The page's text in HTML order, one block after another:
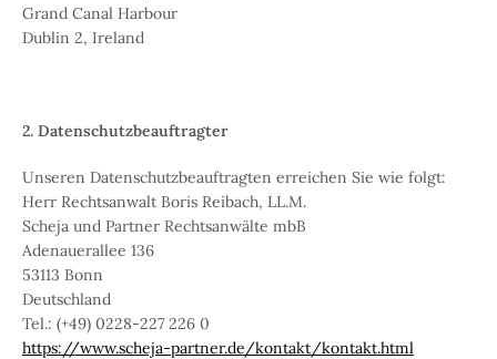
Grand Canal Harbour
Dublin 2, Ireland
2. Datenschutzbeauftragter
Unseren Datenschutzbeauftragten erreichen Sie wie folgt:
Herr Rechtsanwalt Boris Reibach, LL.M.
Scheja und Partner Rechtsanwälte mbB
Adenauerallee 136
53113 Bonn
Deutschland
Tel.: (+49) 0228-227 226 0
https://www.scheja-partner.de/kontakt/kontakt.html